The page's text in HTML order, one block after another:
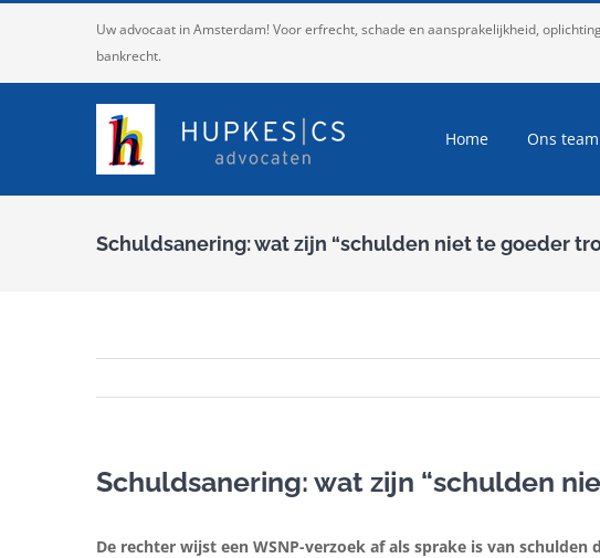
Uw advocaat in Amsterdam! Voor erfrecht, schade en aansprakelijkheid,
bankrecht.
Home Ons team
Schuldsanering: wat zijn “schulden niet te goeder
Schuldsanering: wat zijn “schulden
De rechter wijst een WSNP-verzoek af als sprake is van